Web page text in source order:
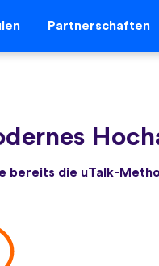
Partnerschaften
bereits die uTalk-